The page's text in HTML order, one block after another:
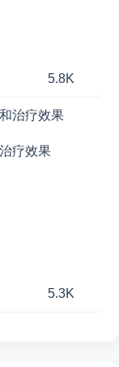
5.8K
疗效果
5.3K